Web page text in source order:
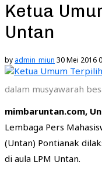
Ketua
Untan
by admin_miun 30 Mei 2016
dalam musyawarah
mimbaruntan.com,
Lembaga Pers
(Untan) Pontianak
di aula LPM Untan.